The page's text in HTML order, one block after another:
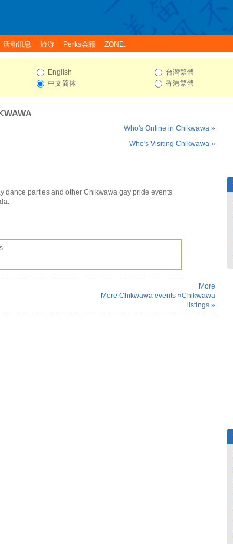
活动讯息 旅游 Perks会籍 ZONE:
English
中文简体
台灣繁體
香港繁體
Who's Online in Chikwawa »
Who's Visiting Chikwawa »
dance parties and other Chikwawa gay pride events
More Chikwawa events »
More
Chikwawa
listings »